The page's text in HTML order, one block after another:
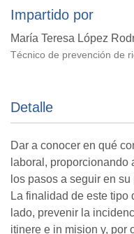
Impartido por
María Teresa López
Técnico de prevención de
Detalle
Dar a conocer en qué
laboral, proporcionando
los pasos a seguir en
La finalidad de este tipo
lado, prevenir la
itinere e in mision y, por